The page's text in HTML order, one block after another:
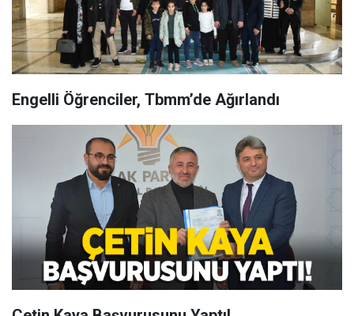
Engelli Öğrenciler, Tbmm’de Ağırlandı